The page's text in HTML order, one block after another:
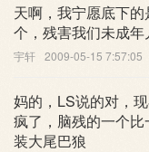
天啊，我宁愿底下
个，残害我们未成年
宇轩 2009-05-15 7:57:05
妈的，LS说的对，
疯了，脑残的一个
装大尾巴狼